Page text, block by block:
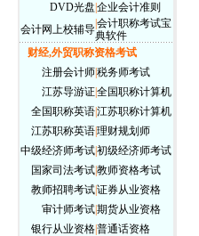
DVD光盘 企业会计准则
会计网上校辅导会计职称考试宝
典软件
财经,外贸职称资格考试
注册会计师|税务师考试
江苏导游证|全国职称计算机
全国职称英语|江苏职称计算机
江苏职称英语|理财规划师
中级经济师考试|初级经济师考试
国家司法考试|教师资格考试
教师招聘考试|证券从业资格
审计师考试|期货从业资格
银行从业资格|普通话资格